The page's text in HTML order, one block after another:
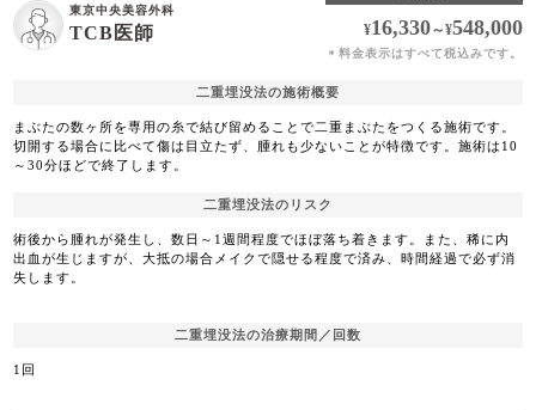
東京中央美容外科
TCB医師 ¥16,330～¥548,000
＊ 料金表示はすべて税込みです。
二重埋没法の施術概要
まぶたの数ヶ所を専用の糸で結び留めることで二重まぶたをつくる施術です。
切開する場合に比べて傷は目立たず、腫れも少ないことが特徴です。施術は10
～30分ほどで終了します。
二重埋没法のリスク
術後から腫れが発生し、数日～1週間程度でほぼ落ち着きます。また、稀に内
出血が生じますが、大抵の場合メイクで隠せる程度で済み、時間経過で必ず消
失します。
二重埋没法の治療期間／回数
1回